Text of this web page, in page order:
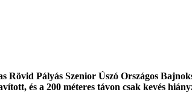
Pályás Szenior Úszó Országos
és a 200 méteres távon csak kevés